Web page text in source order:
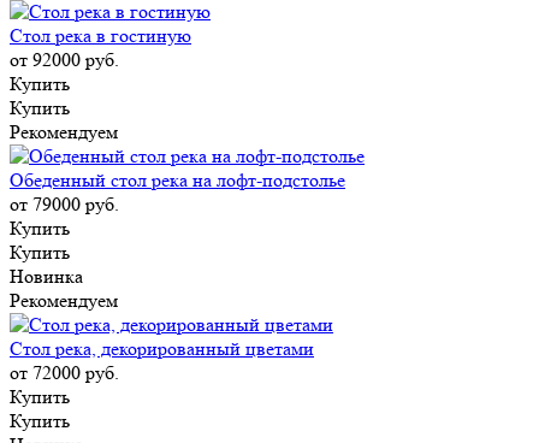
Стол река в гостиную
от 92000 руб.
Купить
Купить
Рекомендуем
Обеденный стол река на лофт-подстолье
от 79000 руб.
Купить
Купить
Новинка
Рекомендуем
Стол река, декорированный цветами
от 72000 руб.
Купить
Купить